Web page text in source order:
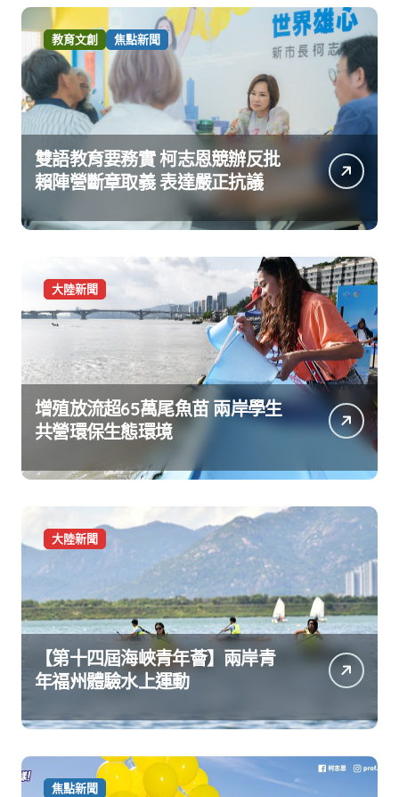
教育文創 焦點新聞
雙語教育要務實 柯志恩競辦反批
賴陣營斷章取義 表達嚴正抗議
大陸新聞
增殖放流超65萬尾魚苗 兩岸學生
共營環保生態環境
大陸新聞
【第十四屆海峽青年薈】兩岸青
年福州體驗水上運動
焦點新聞